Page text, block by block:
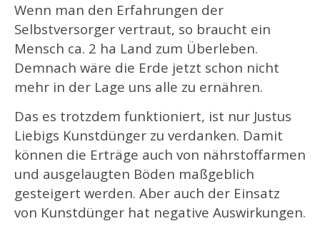
Wenn man den Erfahrungen der
Selbstversorger vertraut, so braucht ein
Mensch ca. 2 ha Land zum Überleben.
Demnach wäre die Erde jetzt schon nicht
mehr in der Lage uns alle zu ernähren.
Das es trotzdem funktioniert, ist nur Justus
Liebigs Kunstdünger zu verdanken. Damit
können die Erträge auch von nährstoffarmen
und ausgelaugten Böden maßgeblich
gesteigert werden. Aber auch der Einsatz
von Kunstdünger hat negative Auswirkungen.